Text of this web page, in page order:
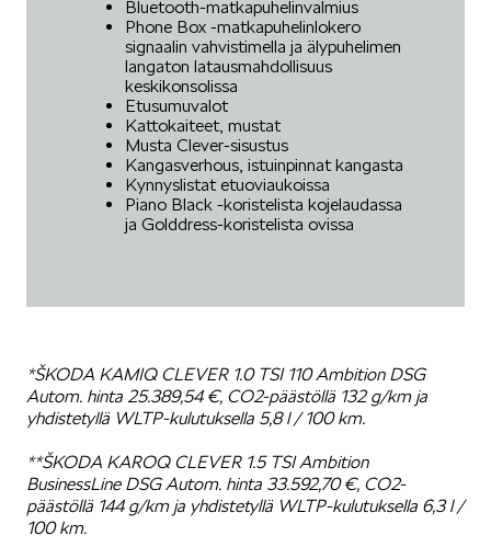
Bluetooth-matkapuhelinvalmius
Phone Box -matkapuhelinlokero
signaalin vahvistimella ja älypuhelimen
langaton latausmahdollisuus
keskikonsolissa
Etusumuvalot
Kattokaiteet, mustat
Musta Clever-sisustus
Kangasverhous, istuinpinnat kangasta
Kynnyslistat etuoviaukoissa
Piano Black -koristelista kojelaudassa
ja Golddress-koristelista ovissa
*ŠKODA KAMIQ CLEVER 1.0 TSI 110 Ambition DSG
Autom. hinta 25.389,54 €, CO2-päästöllä 132 g/km ja
yhdistetyllä WLTP-kulutuksella 5,8 l / 100 km.
**ŠKODA KAROQ CLEVER 1.5 TSI Ambition
BusinessLine DSG Autom. hinta 33.592,70 €, CO2-
päästöllä 144 g/km ja yhdistetyllä WLTP-kulutuksella 6,3 l /
100 km.